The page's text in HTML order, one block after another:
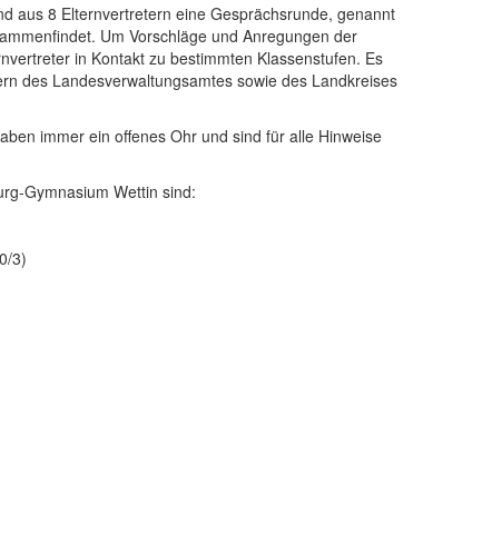
aus 8 Elternvertretern eine Gesprächsrunde, genannt
Um Vorschläge und Anregungen der
in Kontakt zu bestimmten Klassenstufen. Es
des Landesverwaltungsamtes sowie des Landkreises
immer ein offenes Ohr und sind für alle Hinweise
Gymnasium Wettin sind:
3)